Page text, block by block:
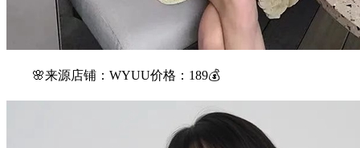
🌸来源店铺：WYUU价格：189💰